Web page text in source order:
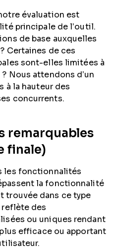
évaluation est
principale de l’outil.
de base auxquelles
Certaines de ces
sont-elles limitées à
Nous attendons d’un
à la hauteur des
concurrents.
remarquables
finale)
les fonctionnalités
la fonctionnalité
trouvée dans ce type
reflète des
ou uniques rendant
efficace ou apportant